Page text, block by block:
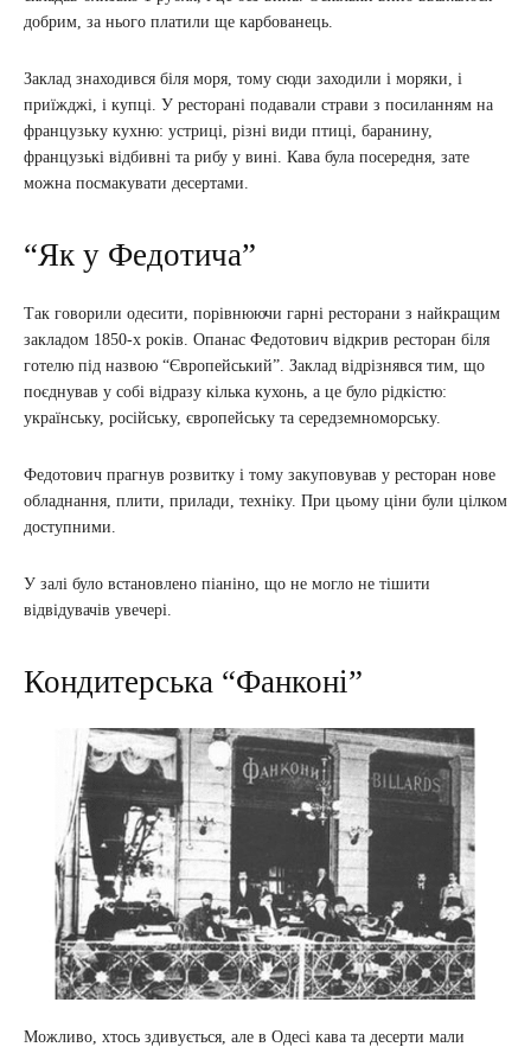
добрим, за нього платили ще карбованець.
Заклад знаходився біля моря, тому сюди заходили і моряки, і
приїжджі, і купці. У ресторані подавали страви з посиланням на
французьку кухню: устриці, різні види птиці, баранину,
французькі відбивні та рибу у вині. Кава була посередня, зате
можна посмакувати десертами.
“Як у Федотича”
Так говорили одесити, порівнюючи гарні ресторани з найкращим
закладом 1850-х років. Опанас Федотович відкрив ресторан біля
готелю під назвою “Європейський”. Заклад відрізнявся тим, що
поєднував у собі відразу кілька кухонь, а це було рідкістю:
українську, російську, європейську та середземноморську.
Федотович прагнув розвитку і тому закуповував у ресторан нове
обладнання, плити, прилади, техніку. При цьому ціни були цілком
доступними.
У залі було встановлено піаніно, що не могло не тішити
відвідувачів увечері.
Кондитерська “Фанконі”
Можливо, хтось здивується, але в Одесі кава та десерти мали